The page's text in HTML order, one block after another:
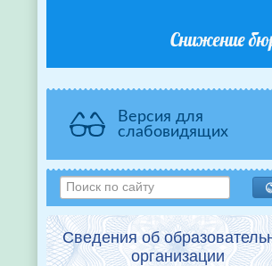
Снижение
Версия для
слабовидящих
Сведения об
организации